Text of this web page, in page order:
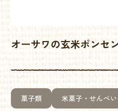
オーサワの玄米ポンセ
菓子類 米菓子・せんべい